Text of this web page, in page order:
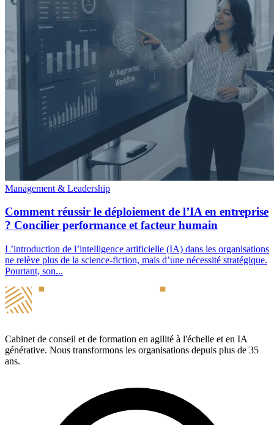
Management & Leadership
Comment réussir le déploiement de l’IA en entreprise
? Concilier performance et facteur humain
L’introduction de l’intelligence artificielle (IA) dans les organisations
ne relève plus de la science-fiction, mais d’une nécessité stratégique.
Pourtant, son...
Cabinet de conseil et de formation en agilité à l'échelle et en IA
générative. Nous transformons les organisations depuis plus de 35
ans.